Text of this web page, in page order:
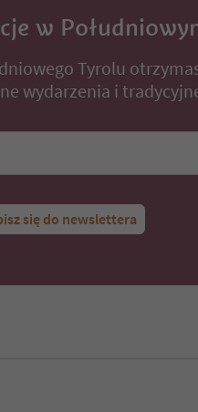
w
Tyrolu
wydarzenia i
się do newslettera